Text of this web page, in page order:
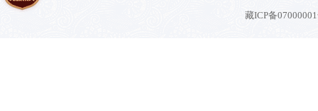
藏ICP备